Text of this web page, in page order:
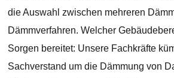
die Auswahl zwischen mehreren
Dämmverfahren. Welcher
Sorgen bereitet: Unsere Fachkräfte
Sachverstand um die Dämmung von